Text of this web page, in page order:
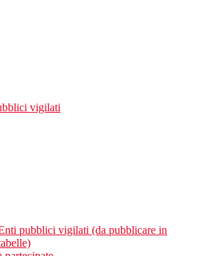
vigilati
pubblici vigilati (da pubblicare in